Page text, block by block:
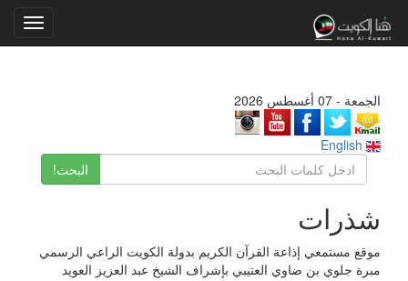
الجمعة - 07 أغسطس 2026
البحث!
شذرات
موقع مستمعي إذاعة القرآن الكريم بدولة الكويت الراعي الرسمي
مبرة جلوي بن ضاوي العتيبي بإشراف الشيخ عبد العزيز العويد